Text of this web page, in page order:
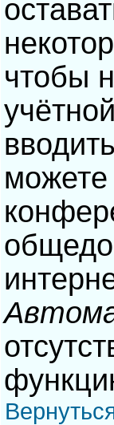
чтобы
можете